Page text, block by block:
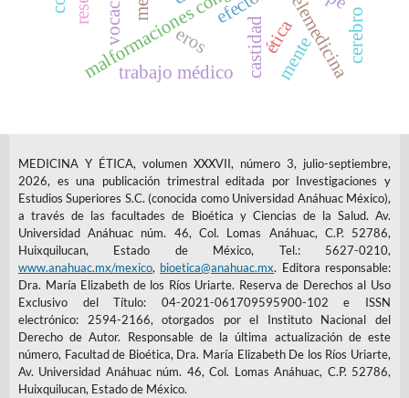
éticatelemedicina
eros castidad
trabajo médico mente cerebro
MEDICINA Y ÉTICA, volumen XXXVII, número 3, julio-septiembre,
2026, es una publicación trimestral editada por Investigaciones y
Estudios Superiores S.C. (conocida como Universidad Anáhuac México),
a través de las facultades de Bioética y Ciencias de la Salud. Av.
Universidad Anáhuac núm. 46, Col. Lomas Anáhuac, C.P. 52786,
Huixquilucan, Estado de México, Tel.: 5627-0210,
www.anahuac.mx/mexico, bioetica@anahuac.mx. Editora responsable:
Dra. María Elizabeth de los Ríos Uriarte. Reserva de Derechos al Uso
Exclusivo del Título: 04-2021-061709595900-102 e ISSN
electrónico: 2594-2166, otorgados por el Instituto Nacional del
Derecho de Autor. Responsable de la última actualización de este
número, Facultad de Bioética, Dra. María Elizabeth De los Ríos Uriarte,
Av. Universidad Anáhuac núm. 46, Col. Lomas Anáhuac, C.P. 52786,
Huixquilucan, Estado de México.